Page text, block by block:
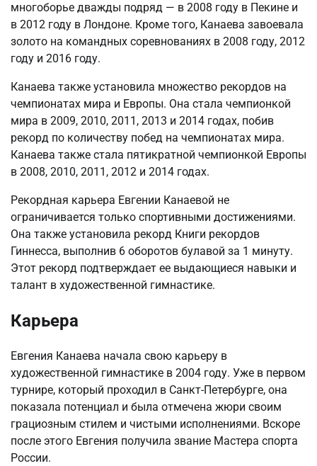
многоборье дважды подряд — в 2008 году в Пекине и
в 2012 году в Лондоне. Кроме того, Канаева завоевала
золото на командных соревнованиях в 2008 году, 2012
году и 2016 году.
Канаева также установила множество рекордов на
чемпионатах мира и Европы. Она стала чемпионкой
мира в 2009, 2010, 2011, 2013 и 2014 годах, побив
рекорд по количеству побед на чемпионатах мира.
Канаева также стала пятикратной чемпионкой Европы
в 2008, 2010, 2011, 2012 и 2014 годах.
Рекордная карьера Евгении Канаевой не
ограничивается только спортивными достижениями.
Она также установила рекорд Книги рекордов
Гиннесса, выполнив 6 оборотов булавой за 1 минуту.
Этот рекорд подтверждает ее выдающиеся навыки и
талант в художественной гимнастике.
Карьера
Евгения Канаева начала свою карьеру в
художественной гимнастике в 2004 году. Уже в первом
турнире, который проходил в Санкт-Петербурге, она
показала потенциал и была отмечена жюри своим
грациозным стилем и чистыми исполнениями. Вскоре
после этого Евгения получила звание Мастера спорта
России.